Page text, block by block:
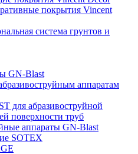
покрытия Vincent
система грунтов и
GN-Blast
аппаратам
для абразивоструйной
поверхности труб
аппараты GN-Blast
SOTEX